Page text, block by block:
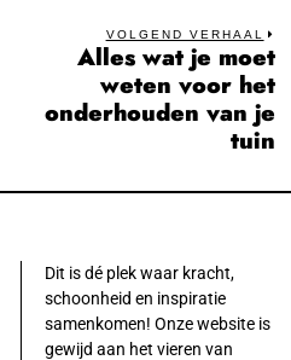
VOLGEND VERHAAL
Alles wat je moet
weten voor het
onderhouden van je
tuin
Dit is dé plek waar kracht,
schoonheid en inspiratie
samenkomen! Onze website is
gewijd aan het vieren van